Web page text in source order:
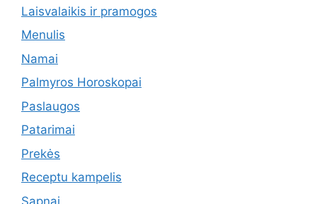
Laisvalaikis ir pramogos
Menulis
Namai
Palmyros Horoskopai
Paslaugos
Patarimai
Prekės
Receptu kampelis
Sapnai